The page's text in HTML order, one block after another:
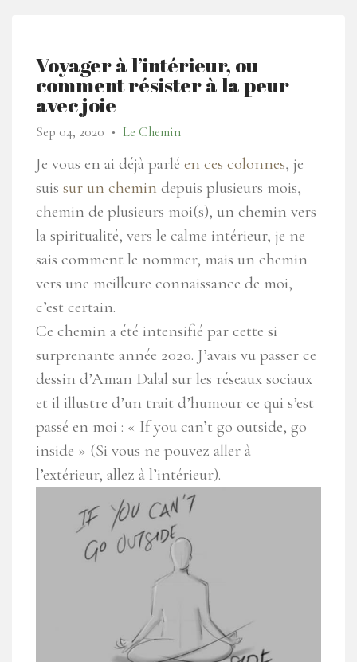
Voyager à l’intérieur, ou
comment résister à la peur
avec joie
Sep 04, 2020 ● Le Chemin
Je vous en ai déjà parlé en ces colonnes, je
suis sur un chemin depuis plusieurs mois,
chemin de plusieurs moi(s), un chemin vers
la spiritualité, vers le calme intérieur, je ne
sais comment le nommer, mais un chemin
vers une meilleure connaissance de moi,
c’est certain.
Ce chemin a été intensifié par cette si
surprenante année 2020. J’avais vu passer ce
dessin d’Aman Dalal sur les réseaux sociaux
et il illustre d’un trait d’humour ce qui s’est
passé en moi : « If you can’t go outside, go
inside » (Si vous ne pouvez aller à
l’extérieur, allez à l’intérieur).